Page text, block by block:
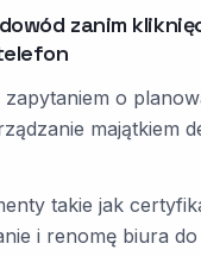
zanim
o
majątkiem
takie jak
i renomę biura do